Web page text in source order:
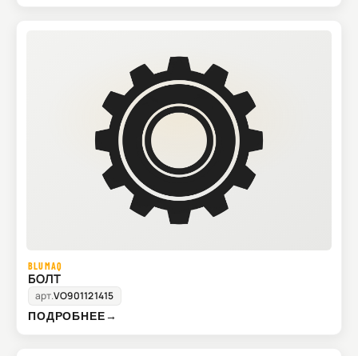
BLUMAQ
БОЛТ
арт.VO901121415
ПОДРОБНЕЕ→